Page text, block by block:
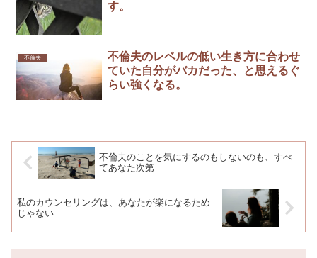
す。
不倫夫
不倫夫のレベルの低い生き方に合わせ
ていた自分がバカだった、と思えるぐ
らい強くなる。
不倫夫のことを気にするのもしないのも、すべ
てあなた次第
私のカウンセリングは、あなたが楽になるため
じゃない